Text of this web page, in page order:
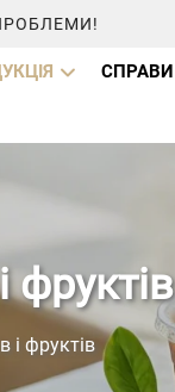
СПРАВИ
фруктів
і фруктів